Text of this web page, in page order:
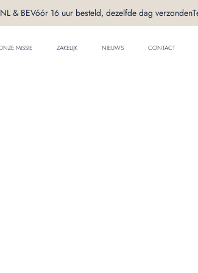
& BEVóór 16 uur besteld, dezelfde dag verzonden
MISSIE ZAKELIJK NIEUWS CONTACT